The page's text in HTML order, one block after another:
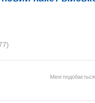
Мені подобається